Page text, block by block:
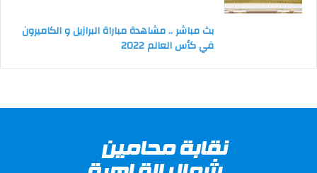
بث مباشر .. مشاهدة مباراة البرازيل و الكاميرون
في كأس العالم 2022